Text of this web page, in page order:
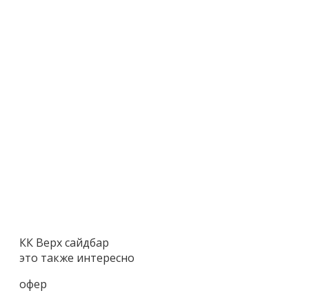
КК Верх сайдбар
это также интересно
офер